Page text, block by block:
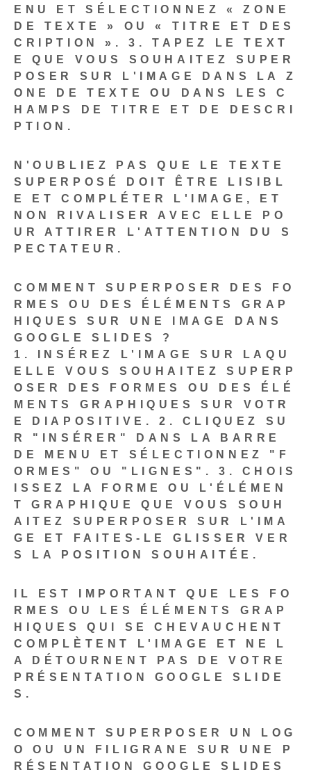
ENU ET SÉLECTIONNEZ « ZONE
DE TEXTE » OU « TITRE ET DES
CRIPTION ».
3. TAPEZ LE TEXT
E QUE VOUS SOUHAITEZ SUPER
POSER SUR L'IMAGE DANS LA Z
ONE DE TEXTE OU DANS LES C
HAMPS DE TITRE ET DE DESCRI
PTION.
N'OUBLIEZ PAS QUE LE TEXTE
SUPERPOSÉ DOIT ÊTRE LISIBL
E ET COMPLÉTER L'IMAGE, ET
NON RIVALISER AVEC ELLE PO
UR ATTIRER L'ATTENTION DU S
PECTATEUR.
COMMENT SUPERPOSER DES FO
RMES OU DES ÉLÉMENTS GRAP
HIQUES SUR UNE IMAGE DANS
GOOGLE SLIDES ?
1. INSÉREZ L'IMAGE SUR LAQU
ELLE VOUS SOUHAITEZ SUPERP
OSER DES FORMES OU DES ÉLÉ
MENTS GRAPHIQUES SUR VOTR
E DIAPOSITIVE.
2. CLIQUEZ SU
R "INSÉRER" DANS LA BARRE
DE MENU ET SÉLECTIONNEZ "F
ORMES" OU "LIGNES".
3. CHOIS
ISSEZ LA FORME OU L'ÉLÉMEN
T GRAPHIQUE QUE VOUS SOUH
AITEZ SUPERPOSER SUR L'IMA
GE ET FAITES-LE GLISSER VER
S LA POSITION SOUHAITÉE.
IL EST IMPORTANT QUE LES FO
RMES OU LES ÉLÉMENTS GRAP
HIQUES QUI SE CHEVAUCHENT
COMPLÈTENT L'IMAGE ET NE L
A DÉTOURNENT PAS DE VOTRE
PRÉSENTATION GOOGLE SLIDE
S.
COMMENT SUPERPOSER UN LOG
O OU UN FILIGRANE SUR UNE P
RÉSENTATION GOOGLE SLIDES